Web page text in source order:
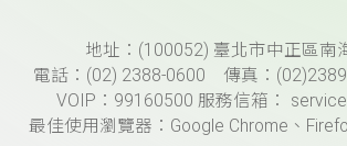
頁尾資訊地址：(100052) 臺北市中正區南
電話：(02) 2388-0600 傳真：
VOIP：99160500 服務信箱：
最佳使用瀏覽器：Google Chrome、